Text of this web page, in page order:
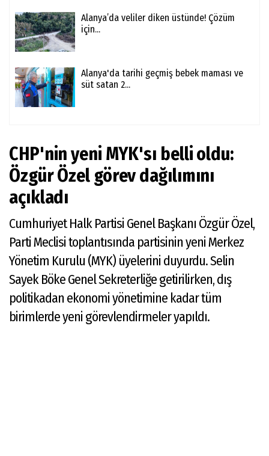
Alanya’da veliler diken üstünde! Çözüm
için...
Alanya'da tarihi geçmiş bebek maması ve
süt satan 2...
CHP'nin yeni MYK'sı belli oldu:
Özgür Özel görev dağılımını
açıkladı
Cumhuriyet Halk Partisi Genel Başkanı Özgür Özel,
Parti Meclisi toplantısında partisinin yeni Merkez
Yönetim Kurulu (MYK) üyelerini duyurdu. Selin
Sayek Böke Genel Sekreterliğe getirilirken, dış
politikadan ekonomi yönetimine kadar tüm
birimlerde yeni görevlendirmeler yapıldı.